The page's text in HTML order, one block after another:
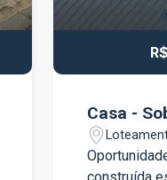
Casa -
Oportunidade !!! Com 250